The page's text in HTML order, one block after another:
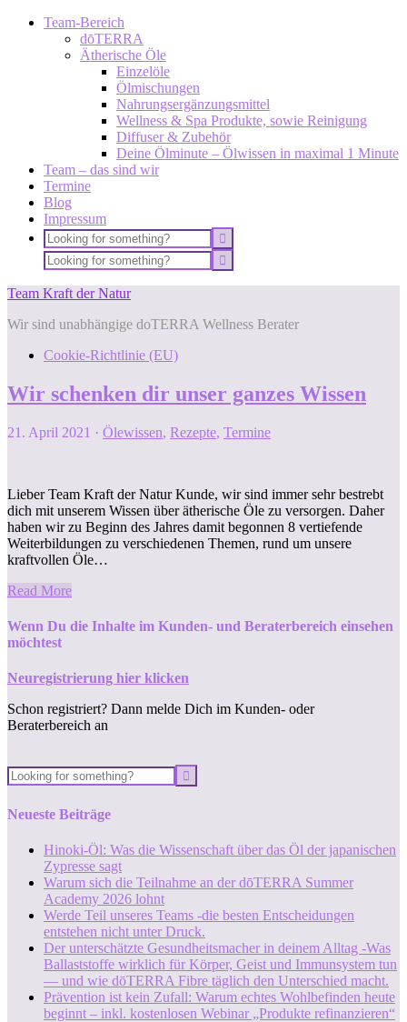
Team-Bereich
dōTERRA
Ätherische Öle
Einzelöle
Ölmischungen
Nahrungsergänzungsmittel
Wellness & Spa Produkte, sowie Reinigung
Diffuser & Zubehör
Deine Ölminute – Ölwissen in maximal 1 Minute
Team – das sind wir
Termine
Blog
Impressum
Team Kraft der Natur
Wir sind unabhängige doTERRA Wellness Berater
Cookie-Richtlinie (EU)
Wir schenken dir unser ganzes Wissen
21. April 2021 · Ölewissen, Rezepte, Termine
Lieber Team Kraft der Natur Kunde, wir sind immer sehr bestrebt
dich mit unserem Wissen über ätherische Öle zu versorgen. Daher
haben wir zu Beginn des Jahres damit begonnen 8 vertiefende
Weiterbildungen zu verschiedenen Themen, rund um unsere
kraftvollen Öle…
Read More
Wenn Du die Inhalte im Kunden- und Beraterbereich einsehen
möchtest
Neuregistrierung hier klicken
Schon registriert? Dann melde Dich im Kunden- oder
Beraterbereich an
Neueste Beiträge
Hinoki-Öl: Was die Wissenschaft über das Öl der japanischen
Zypresse sagt
Warum sich die Teilnahme an der dōTERRA Summer
Academy 2026 lohnt
Werde Teil unseres Teams -die besten Entscheidungen
entstehen nicht unter Druck.
Der unterschätzte Gesundheitsmacher in deinem Alltag -Was
Ballaststoffe wirklich für Körper, Geist und Immunsystem tun
— und wie dōTERRA Fibre täglich den Unterschied macht.
Prävention ist kein Zufall: Warum echtes Wohlbefinden heute
beginnt – inkl. kostenlosen Webinar „Produkte refinanzieren“